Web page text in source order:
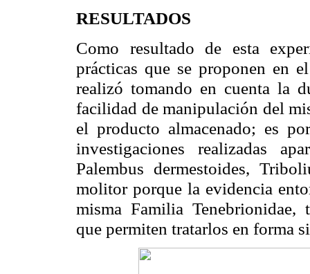
RESULTADOS
Como resultado de esta
prácticas que se proponen en
realizó tomando en cuenta la
facilidad de manipulación del
el producto almacenado; es
investigaciones realizadas
Palembus dermestoides,
molitor porque la evidencia
misma Familia Tenebrionidae,
que permiten tratarlos en forma